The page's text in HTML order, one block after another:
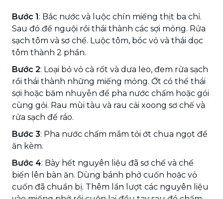
Bước 1: Bắc nước và luộc chín miếng thịt ba chỉ.
Sau đó để nguội rồi thái thành các sợi mỏng. Rửa
sạch tôm và sơ chế. Luộc tôm, bóc vỏ và thái dọc
tôm thành 2 phần.
Bước 2: Loại bỏ vỏ cà rốt và dưa leo, đem rửa sạch
rồi thái thành những miếng mỏng. Ớt có thể thái
sợi hoặc băm nhuyễn để pha nước chấm hoặc gói
cùng gỏi. Rau mùi tàu và rau cải xoong sơ chế và
rửa sạch để ráo.
Bước 3: Pha nước chấm mắm tỏi ớt chua ngọt để
ăn kèm.
Bước 4: Bày hết nguyên liệu đã sơ chế và chế
biến lên bàn ăn. Dùng bánh phở cuốn hoặc vỏ
cuốn đã chuẩn bị. Thêm lần lượt các nguyên liệu